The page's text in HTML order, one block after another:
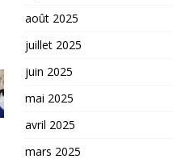
août 2025
juillet 2025
juin 2025
mai 2025
avril 2025
mars 2025